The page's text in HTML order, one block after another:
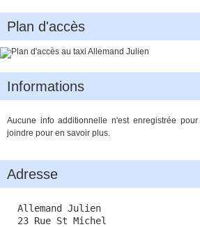
Plan d'accès
Informations
Aucune info additionnelle n'est enregistrée
joindre pour en savoir plus.
Adresse
Allemand Julien
23 Rue St Michel